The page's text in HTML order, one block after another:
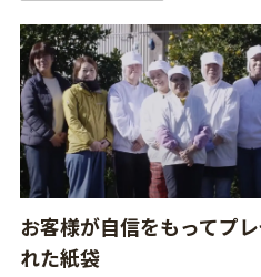
お客様が自信をもってプ
れた紙袋